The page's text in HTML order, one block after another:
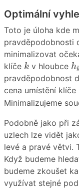
Optimální
Toto je úloha kde
pravděpodobnosti
minimalizovat
klíče k
k v hloubce h
h
pravděpodobnost
cena umístění klíče
Minimalizujeme
Podobně jako při
uzlech lze vidět
levé a pravé větvi.
Když budeme
budeme zkoušet
využívat stejné